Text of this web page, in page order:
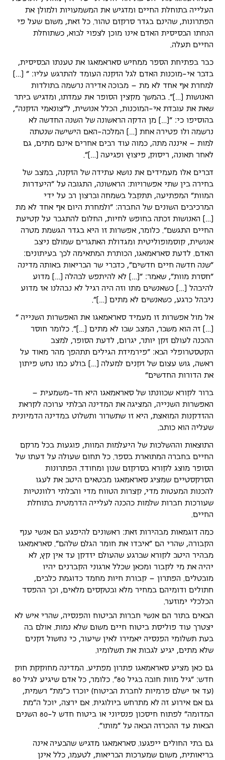
העלייה בתוחלת החיים ומדגיש את המשמעויות ולמולן את
הפתרונות, שהינם בגדר סרקזם טהור. כל זאת, משום שעל פי
הנחתו הבסיסית האדם אינו מוכן לצפוי לבוא, כשתוחלת
החיים תעלה.
כבר בפתיחת הספר ממחיש סאראמאגו את טענתו הבסיסית,
בדבר אי-מוכנות האדם לגל הזקנה העומד להתרגש עליו: " […]
למחרת אף אחד לא מת – מבוכה אדירה נרשמה בתולדות
האנושות […]". בהמשך מקצין הסופר את עמדתו, ומדגיש ביתר
שאת את עובדת אי-המוכנות, הכלל אנושית, ל"צונאמי הזקנה",
בהוסיפו כי: "[…] מן הדקה הראשונה של השנה החדשה לא
נרשמה ולו פטירה אחת […] המלכה-האם הישישה שנטתה
למות – איננה מתה, כמוה עוד רבים אחרים אינם מתים, גם
לאחר תאונה, ריסוק, פיצוץ ופגיעה […]".
דברים אלו מעמידים את נושא עתידה של הזקנה, במצב של
בחירה בין שתי אפשרויות: הראשונה, התגובה על "היעדרות
המוות" המפתיעה, תתקבל בשמחה וברצון רב על ידי
המרכיבים השונים של החברה: "ולמחרת היום אף אחד לא מת
[…] האנושות זכתה בחופש לחיות, החלום להתגבר על קטיעת
החיים התגשם". כלומר, אפשרות זו היא בגדר הגשמת מטרה
אנושית, קוסמופוליטית ומגדולת האתגרים שמולם ניצב
האדם. לדעת סאראמאגו, הכותרת המתאימה לכך בעיתונים:
"שנה חדשה חיים חדשים", כדברי שר הבריאות באותה מדינה
"חסרת מוות", שאמר: "[…] לא להיתפש לבהלה […] מדוע
להיבהל […] כשאנשים מתו וזה היה רגיל לא נבהלנו אז מדוע
ניבהל כרגע, כשאנשים לא מתים […]".
אל מול אפשרות זו מעמיד סאראמאגו את האפשרות השנייה "
[…] זה הוא משבר, המצב שבו לא מתים […]". כלומר חוסר
ההכנה לעולם זקן יותר, יגרום, לדעת הסופר, למצב
הקטסטרופלי הבא: "פירמידת הגילים תתהפך מהר מאוד על
ראשה, גוש עצום של זקנים למעלה […] בולע כמו נחש פיתון
את הדורות החדשים"
ברור לקורא שכוונתו של סאראמאגו היא חד-משמעית –
האפשרות השנייה, המציגה את המדינה הבלתי ערוכה לקראת
ההזדקנות המואצת, היא זו שתשרור ותשלוט במדינה הדמיונית
שעליה הוא כותב.
התוצאות וההשלכות של היעלמות המוות, פוגעות בכל מרקם
החיים בחברה המתוארת בספר. כל תחום שעולה על דעתו של
הסופר מוצג לקורא בסרקזם שנון ומחודד. הפתרונות
הסרקסטיים שמציג סאראמאגו מבטאים היטב את לעגו
להכנות המעטות מדי, קצרות הטווח מדי והבלתי רלוונטיות
שעורכות חברות שלמות כהכנה לעלייה הדרמטית בתוחלת
החיים.
כמה דוגמאות מבהירות זאת: ראשונים להיפגע הם אנשי ענף
הקבורה, שהרי הם "איבדו את חומר הגלם שלהם". סאראמאגו
מבהיר היטב לקורא שברגע שהעולם יזדקן עד אין קץ, לא
יהיה את מי לקבור ומכאן שכלל ארגוני הקברנים יהיו
מובטלים. הפתרון – קבורת חיות מחמד כדוגמת כלבים,
חתולים ודומיהם במחיר מלא ובטקסים מלאים, וכך ההפסד
הכלכלי ימוזער.
הבאים בתור הם אנשי חברות הביטוח והפנסיה, שהרי איש לא
יצטרך עוד פוליסת ביטוח חיים משום שלא נמות. אולם בה
בעת תשלומי הפנסיה יאמירו לאין שיעור, כי נחשול זקנים
שלא מתים, יגיע לגבות את תשלומיו.
גם כאן מציע סאראמאגו פתרון מפתיע. המדינה מחוקקת חוק
חדש: "גיל מוות חובה בגיל 80". כלומר, כל אדם שיגיע לגיל 80
(עד אז ישלם פרמיות לחברת הביטוח) יוכרז כ"מת" רשמית,
גם אם אירוע זה לא מתרחש ביולוגית. אם ירצה, יוכל ה"מת
המדומה" לפתוח חיסכון פנסיוני או ביטוח חדש ל-80 השנים
הבאות עד ההכרזה הבאה על "מותו".
גם בתי החולים ייפגעו. סאראמאגו מדגיש שהבעיה אינה
בריאותית, משום שמערכות הבריאות, לטעמו, כלל אינן